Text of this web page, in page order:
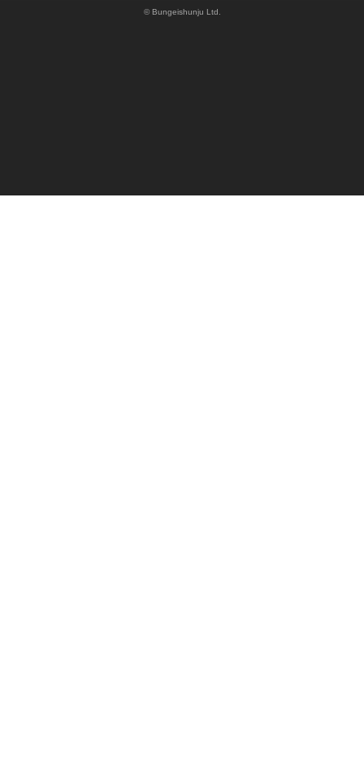
© Bungeishunju Ltd.